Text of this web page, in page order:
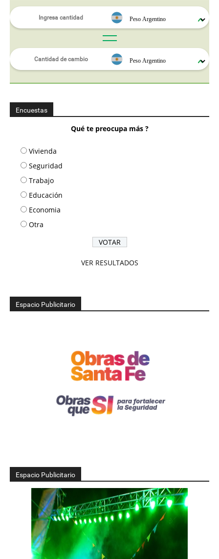
Encuestas
Qué te preocupa más ?
Vivienda
Seguridad
Trabajo
Educación
Economia
Otra
VER RESULTADOS
Espacio Publicitario
Espacio Publicitario